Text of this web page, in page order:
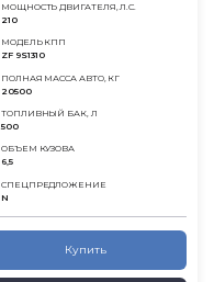
МОЩНОСТЬ ДВИГАТЕЛЯ, Л.С.
210
МОДЕЛЬ КПП
ZF 9S1310
ПОЛНАЯ МАССА АВТО, КГ
20500
ТОПЛИВНЫЙ БАК, Л
500
ОБЪЕМ КУЗОВА
6,5
СПЕЦПРЕДЛОЖЕНИЕ
N
Купить